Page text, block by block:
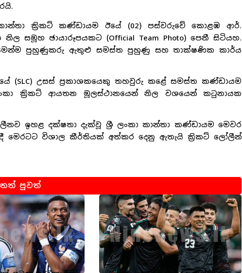
ක්‍රිකට් කණ්ඩායම ඊයේ (02) පස්වරුවේ කොළඹ ආර්.
නිල සමූහ ඡායාරූපයකට (Official Team Photo) පෙනී සිටියහ.
මෙන්ම පුහුණුකරු ඇතුළු සමස්ත පුහුණු සහ තාක්ෂණික කාර්ය
(SLC) උසස් ප්‍රකාශකයෙකු තහවුරු කළේ සමස්ත කණ්ඩායම
ක්‍රිකට් ආයතන මූලස්ථානයෙන් නිල වශයෙන් කටුනායක
ඉහළ දක්ෂතා දැක්වූ ශ්‍රී ලංකා කාන්තා කණ්ඩායම මෙවර
මෙරටට විශාල කීර්තියක් අත්කර දෙනු ඇතැයි ක්‍රිකට් ලෝලීන්
පුවත්